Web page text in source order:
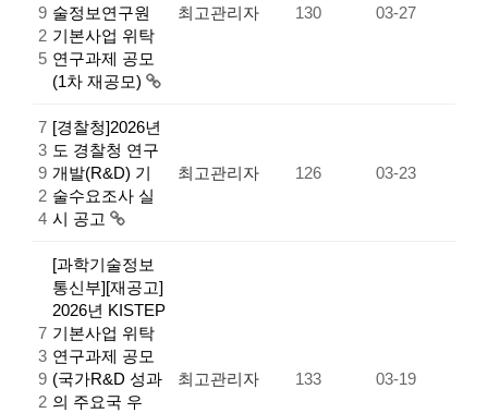
9
2
5
술정보연구원
기본사업 위탁
연구과제 공모
(1차 재공모)
최고관리자 130 03-27
7
3
9
2
4
[경찰청]2026년
도 경찰청 연구
개발(R&D) 기
술수요조사 실
시 공고
최고관리자 126 03-23
7
3
9
2
[과학기술정보
통신부][재공고]
2026년 KISTEP
기본사업 위탁
연구과제 공모
(국가R&D 성과
의 주요국 우
최고관리자 133 03-19